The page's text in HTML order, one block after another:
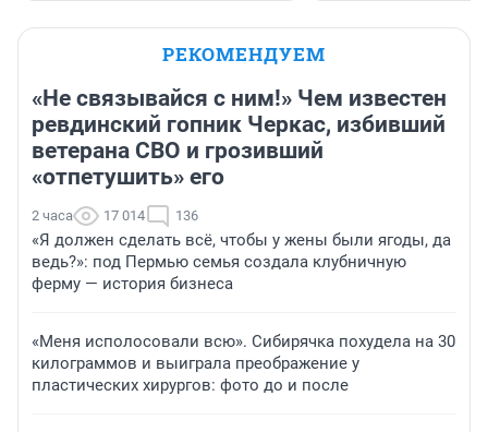
РЕКОМЕНДУЕМ
«Не связывайся с ним!» Чем известен
ревдинский гопник Черкас, избивший
ветерана СВО и грозивший
«отпетушить» его
2 часа 17 014 136
«Я должен сделать всё, чтобы у жены были ягоды, да
ведь?»: под Пермью семья создала клубничную
ферму — история бизнеса
«Меня исполосовали всю». Сибирячка похудела на 30
килограммов и выиграла преображение у
пластических хирургов: фото до и после